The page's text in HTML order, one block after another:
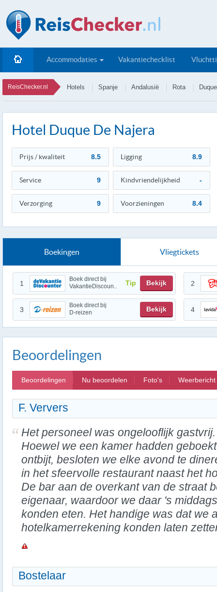
Accommodaties Vakantiechecklist
ReisChecker.nl Hotels Spanje Andalusië Rota
Hotel Duque De Najera
Prijs / kwaliteit 8.5 Ligging 8.9
Service 9 Kindvriendelijkheid -
Verzorging 9 Voorzieningen 8.4
Boekingen Vliegtickets
1
Boek direct bij
VakantieDiscoun..
Tip Bekijk 2
3
Boek direct bij
D-reizen
Bekijk 4
Beoordelingen
Beoordelingen Nu beoordelen Foto's Weerbericht
F. Ververs
Het personeel was ongelooflijk gastvrij.
Hoewel we een kamer hadden
ontbijt, besloten we elke avond te
in het sfeervolle restaurant naast het
De bar aan de overkant van de straat
eigenaar, waardoor we daar 's
konden eten. Het handige was dat we
hotelkamerrekening konden laten
Bostelaar